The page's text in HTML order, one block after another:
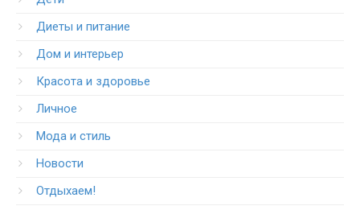
Диеты и питание
Дом и интерьер
Красота и здоровье
Личное
Мода и стиль
Новости
Отдыхаем!